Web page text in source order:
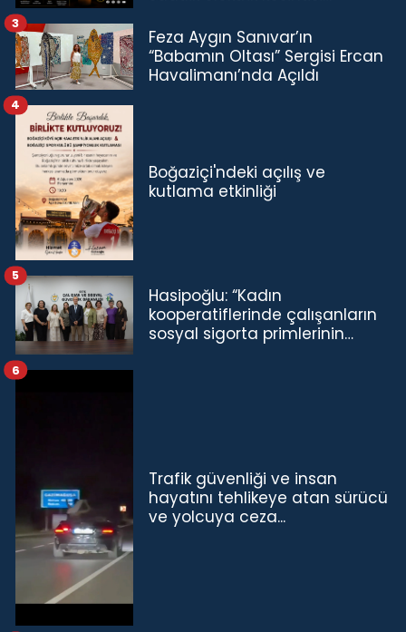
Feza Aygın Sanıvar’ın
“Babamın Oltası” Sergisi Ercan
Havalimanı’nda Açıldı
3
Boğaziçi'ndeki açılış ve
kutlama etkinliği
4
Hasipoğlu: “Kadın
kooperatiflerinde çalışanların
sosyal sigorta primlerinin
5
Trafik güvenliği ve insan
hayatını tehlikeye atan sürücü
ve yolcuya ceza...
6